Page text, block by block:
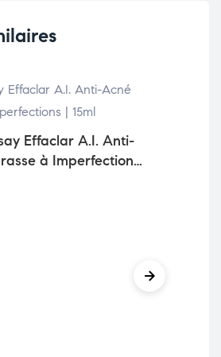
Effaclar A.I. Anti-
à Imperfections